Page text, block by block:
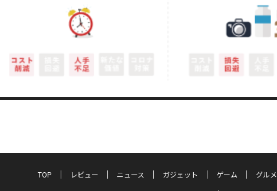
TOP レビュー ニュース ガジェット ゲーム グルメ